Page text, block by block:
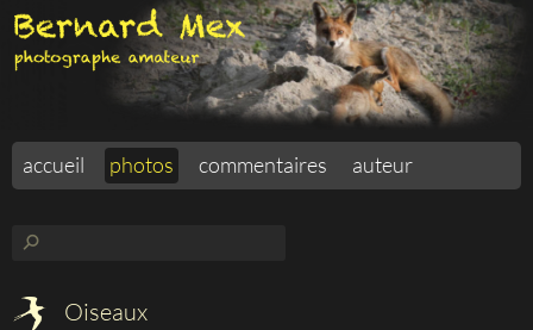
accueil photos commentaires auteur
⚲
Oiseaux